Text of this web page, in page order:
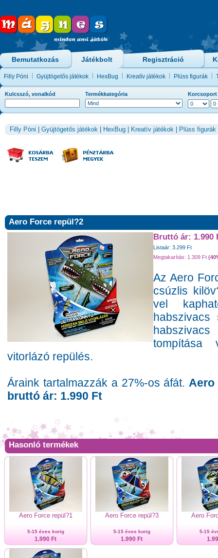
Bemutatkozás Játékbolt Regisztráció
Filly Póni Gyüjtögetős játékok HexBug Kreatív játékok Plüss figurák
Kulcsszó, vonalkód Termékkategória Korcsoport
Filly Póni Gyüjtögetős játékok HexBug Kreatív játékok Plüss figurák
Aero Force repül?2
Bruttó ár: 1.990
Listaár: 3.299 Ft
Megtakarítás: 1.309 Ft
Az Aero
csúzlis
vel
habszivacs
tompítása
vitorlázó repülés.
Áraink tartalmazzák a 27%-os áfát. Aero
bruttó ár: 1.990 Ft
Hasonló termékek
Aero Force repül?1
5-15 éves korig
1.990 Ft
Aero Force repül?3
5-15 éves korig
1.990 Ft
Aero
5-15